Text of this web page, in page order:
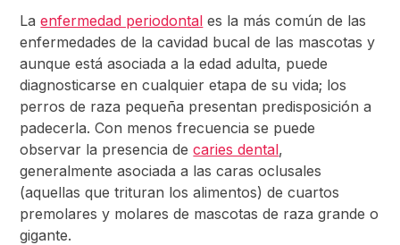
Laenfermedad periodontal es la más común de las
enfermedades de la cavidad bucal de las mascotas y
aunque está asociada a la edad adulta, puede
diagnosticarse en cualquier etapa de su vida; los
perros de raza pequeña presentan predisposición a
padecerla. Con menos frecuencia se puede
observar la presencia decaries dental,
generalmente asociada a las caras oclusales
(aquellas que trituran los alimentos) de cuartos
premolares y molares de mascotas de raza grande o
gigante.